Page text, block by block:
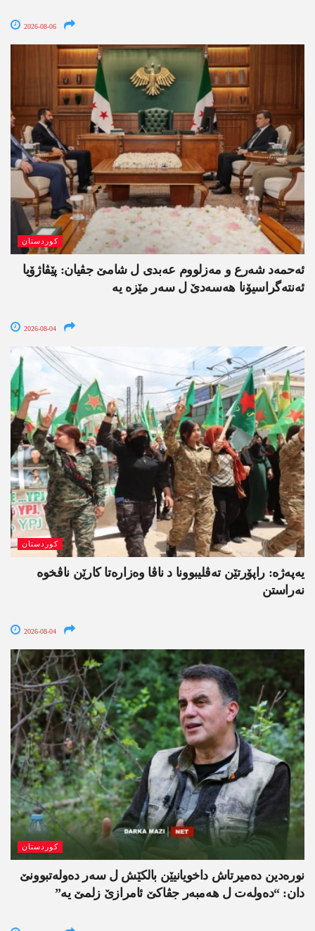
2026-08-06
کوردستان
ئەحمەد شەرع و مەزلووم عەبدی ل شامێ جڤیان: پێڤاژۆیا
ئەنتەگراسیۆنا ھەسەدێ ل سەر مێزە یە
2026-08-04
کوردستان
یەپەژە: راپۆرتێن تەڤلیبوونا د ناڤا وەزارەتا کارێن ناڤخوە
نەراستن
2026-08-04
کوردستان
نورەدین دەمیرتاش داخویانیێن بالکێش ل سەر دەولەتبوونێ
دان: “دەولەت ل ھەمبەر جڤاکێ ئامرازێ زلمێ یە”